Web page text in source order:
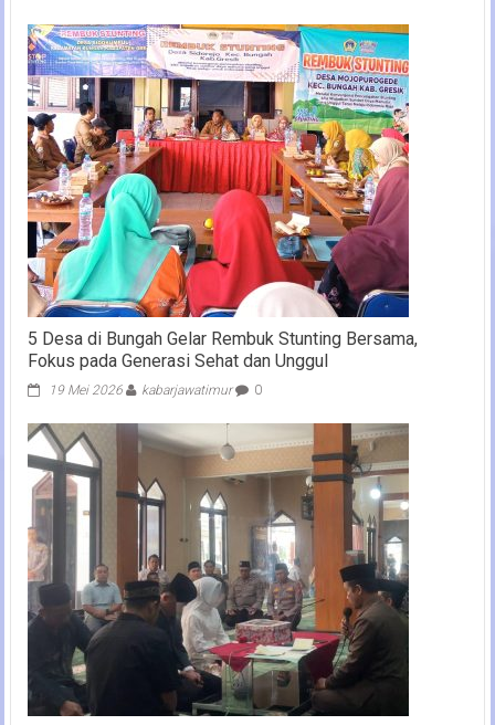
5 Desa di Bungah Gelar Rembuk Stunting Bersama,
Fokus pada Generasi Sehat dan Unggul
19 Mei 2026 kabarjawatimur 0